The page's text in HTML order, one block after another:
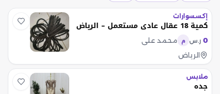
إكسسوارات
كمية 18 عقال عادي مستعمل – الرياض
0 ر.س م
محمد علي
الرياض
ملابس
جده